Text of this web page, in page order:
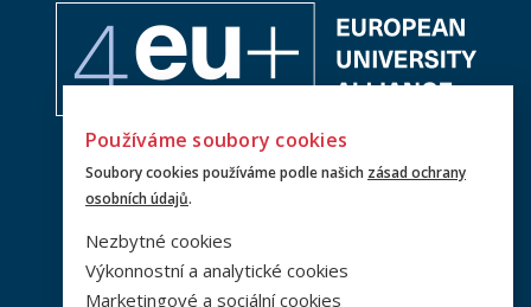
Používáme soubory cookies
Soubory cookies používáme podle našich zásad ochrany
osobních údajů.
Nezbytné cookies
Výkonnostní a analytické cookies
Marketingové a sociální cookies